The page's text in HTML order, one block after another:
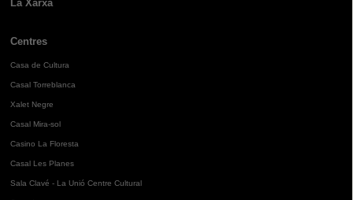
La Xarxa
Centres
Casa de Cultura
Casal Torreblanca
Xalet Negre
Casal Mira-sol
Casino La Floresta
Casal Les Planes
Sala Clavé - La Unió Centre Cultural